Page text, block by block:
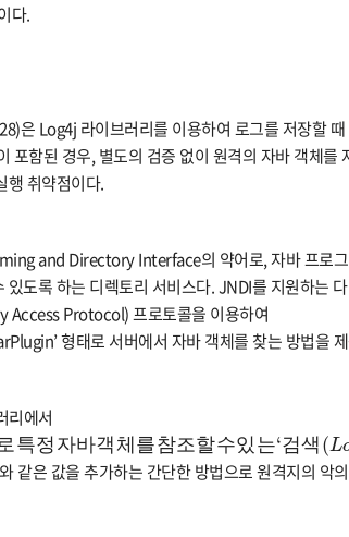
다.
은 Log4j 라이브러리를 이용하여 로그를 저장할
포함된 경우, 별도의 검증 없이 원격의 자바 객체를
행 취약점이다.
and Directory Interface의 약어로, 자바 프로
있도록 하는 디렉토리 서비스다. JNDI를 지원하는
Protocol) 프로토콜을 이용하여
형태로 서버에서 자바 객체를 찾는 방법을
리에서
특정 자바객체 를참조할수있 는‘검색 (L
특 정자바객체를참조할수있 는‘검색(Looku
같은 값을 추가하는 간단한 방법으로 원격지의 악